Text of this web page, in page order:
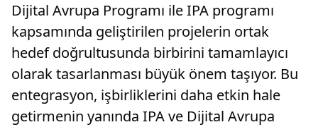
Dijital Avrupa Programı ile IPA programı
kapsamında geliştirilen projelerin ortak
hedef doğrultusunda birbirini tamamlayıcı
olarak tasarlanması büyük önem taşıyor. Bu
entegrasyon, işbirliklerini daha etkin hale
getirmenin yanında IPA ve Dijital Avrupa